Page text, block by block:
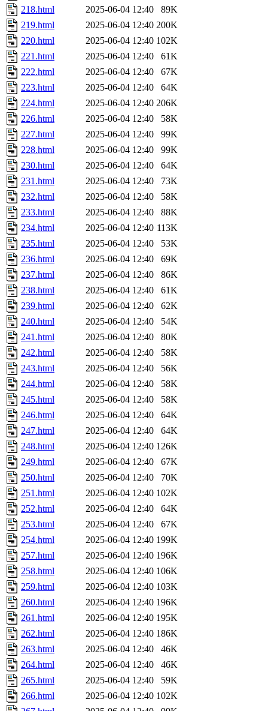
218.html
2025-06-04 12:40
89K
219.html
2025-06-04 12:40 200K
220.html
2025-06-04 12:40 102K
221.html
2025-06-04 12:40
61K
222.html
2025-06-04 12:40
67K
223.html
2025-06-04 12:40
64K
224.html
2025-06-04 12:40 206K
226.html
2025-06-04 12:40
58K
227.html
2025-06-04 12:40
99K
228.html
2025-06-04 12:40
99K
230.html
2025-06-04 12:40
64K
231.html
2025-06-04 12:40
73K
232.html
2025-06-04 12:40
58K
233.html
2025-06-04 12:40
88K
234.html
2025-06-04 12:40 113K
235.html
2025-06-04 12:40
53K
236.html
2025-06-04 12:40
69K
237.html
2025-06-04 12:40
86K
238.html
2025-06-04 12:40
61K
239.html
2025-06-04 12:40
62K
240.html
2025-06-04 12:40
54K
241.html
2025-06-04 12:40
80K
242.html
2025-06-04 12:40
58K
243.html
2025-06-04 12:40
56K
244.html
2025-06-04 12:40
58K
245.html
2025-06-04 12:40
58K
246.html
2025-06-04 12:40
64K
247.html
2025-06-04 12:40
64K
248.html
2025-06-04 12:40 126K
249.html
2025-06-04 12:40
67K
250.html
2025-06-04 12:40
70K
251.html
2025-06-04 12:40 102K
252.html
2025-06-04 12:40
64K
253.html
2025-06-04 12:40
67K
254.html
2025-06-04 12:40 199K
257.html
2025-06-04 12:40 196K
258.html
2025-06-04 12:40 106K
259.html
2025-06-04 12:40 103K
260.html
2025-06-04 12:40 196K
261.html
2025-06-04 12:40 195K
262.html
2025-06-04 12:40 186K
263.html
2025-06-04 12:40
46K
264.html
2025-06-04 12:40
46K
265.html
2025-06-04 12:40
59K
266.html
2025-06-04 12:40 102K